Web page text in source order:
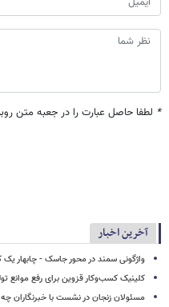
* لطفا حاصل عبارت را در جعبه متن
آخرین اخبار
واژگونی سمند در محور جاسک - چابهار
کلینیک کسب‌وکار قزوین برای رفع موانع
مسئولان زنجان در نشست با خبرنگاران